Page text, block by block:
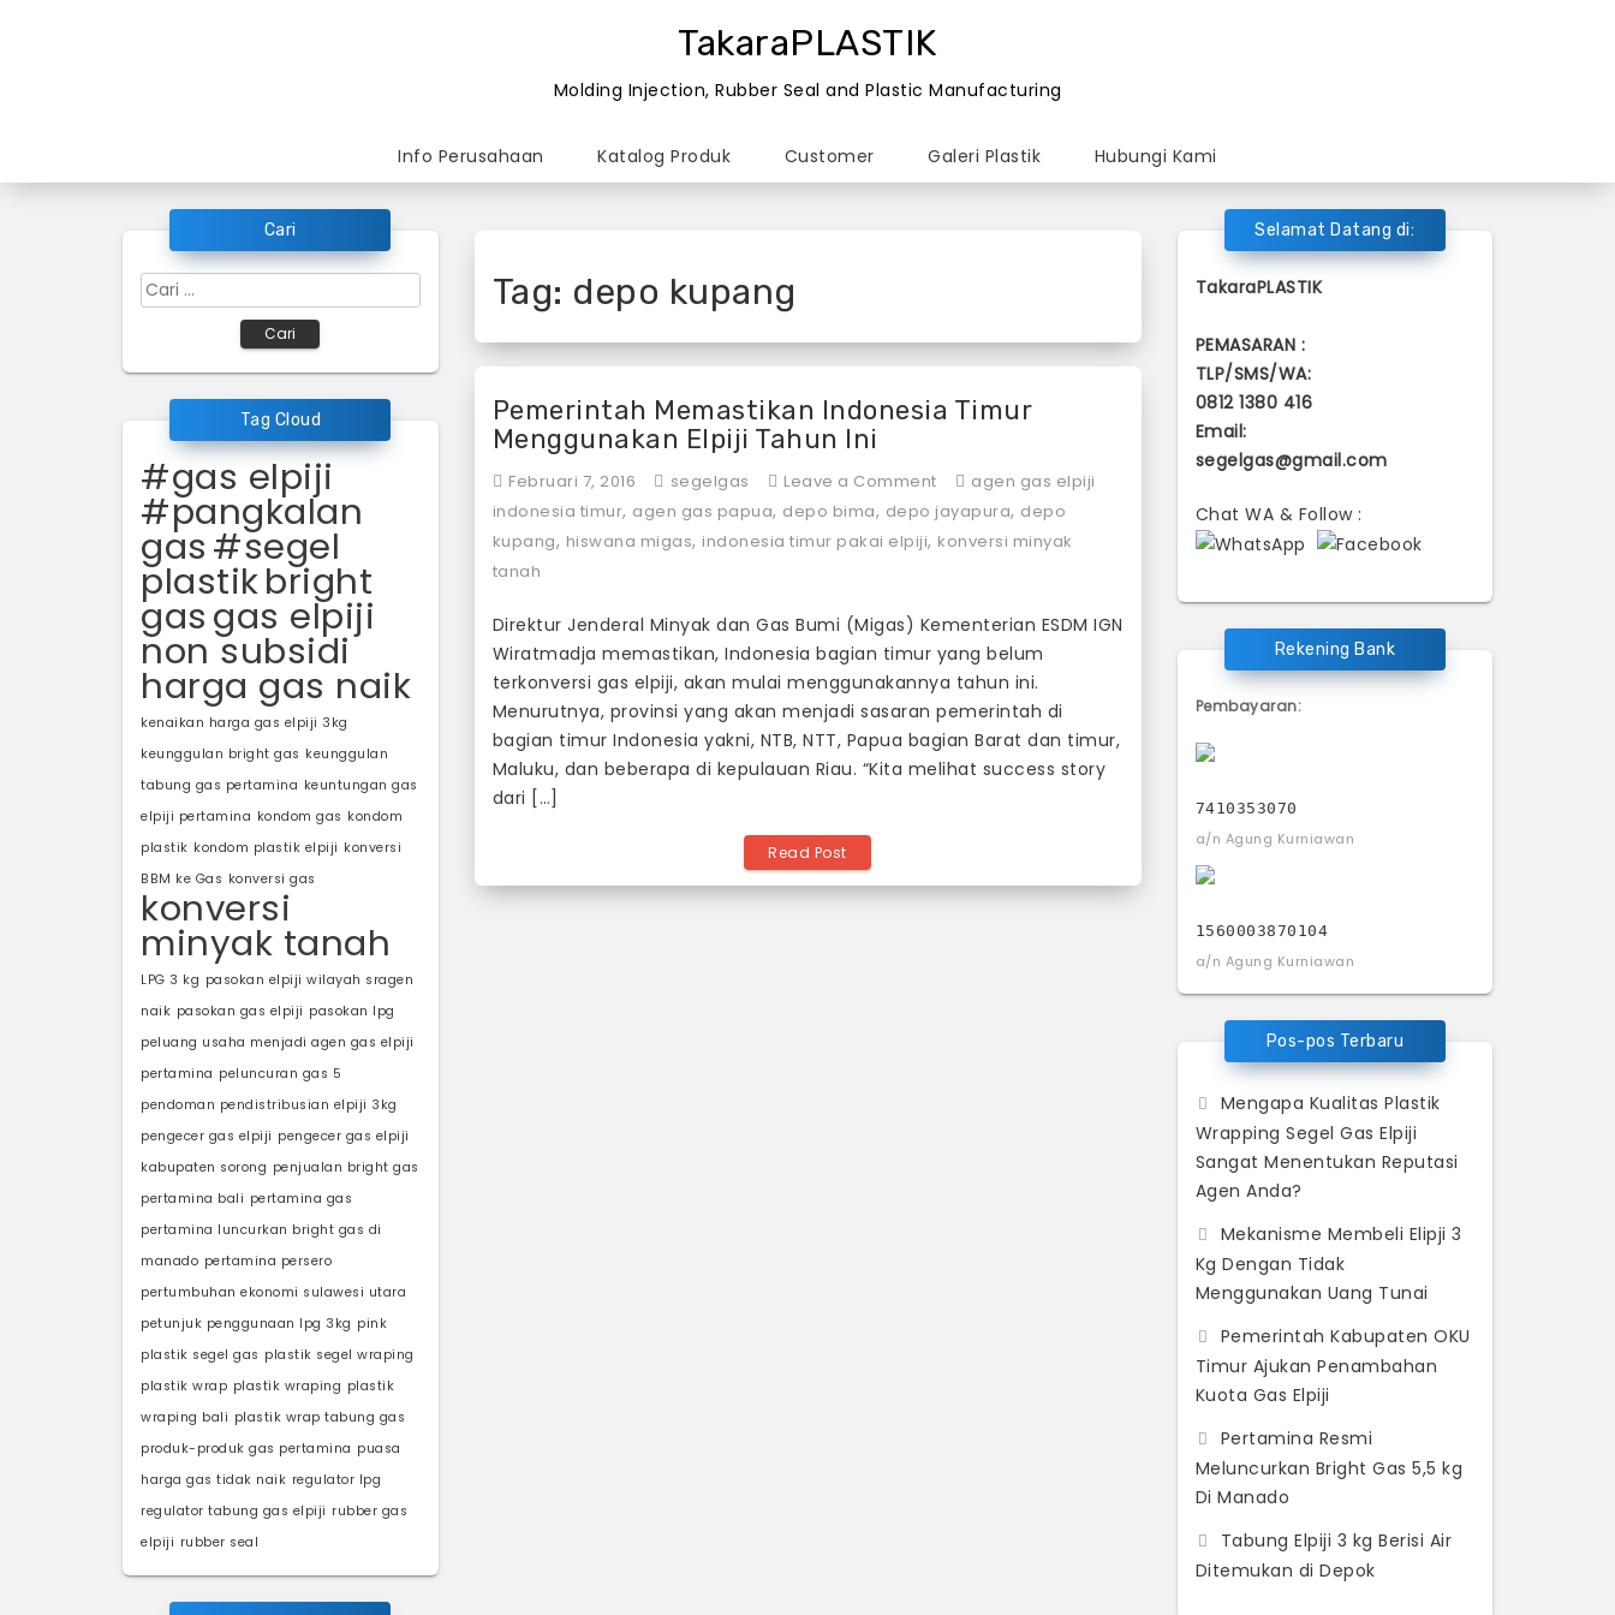
TakaraPLASTIK
Molding Injection, Rubber Seal and Plastic Manufacturing
Info Perusahaan Katalog Produk Customer Galeri Plastik Hubungi Kami
Cari
Cari
untuk:
Tag Cloud
#gas elpiji
#pangkalan
gas#segel
plastikbright
gasgas elpiji
non subsidi
harga gas naik
kenaikan harga gas elpiji 3kg
keunggulan bright gas keunggulan
tabung gas pertamina keuntungan gas
elpiji pertamina kondom gas kondom
plastik kondom plastik elpiji konversi
BBM ke Gas konversi gas
konversi
minyak tanah
LPG 3 kg pasokan elpiji wilayah sragen
naik pasokan gas elpiji pasokan lpg
peluang usaha menjadi agen gas elpiji
pertamina peluncuran gas 5
pendoman pendistribusian elpiji 3kg
pengecer gas elpiji pengecer gas elpiji
kabupaten sorong penjualan bright gas
pertamina bali pertamina gas
pertamina luncurkan bright gas di
manado pertamina persero
pertumbuhan ekonomi sulawesi utara
petunjuk penggunaan lpg 3kg pink
plastik segel gas plastik segel wraping
plastik wrap plastik wraping plastik
wraping bali plastik wrap tabung gas
produk-produk gas pertamina puasa
harga gas tidak naik regulator lpg
regulator tabung gas elpiji rubber gas
elpiji rubber seal
Tag: depo kupang
Pemerintah Memastikan Indonesia Timur
Menggunakan Elpiji Tahun Ini
Februari 7, 2016 segelgas Leave a Commenton
Pemerintah
Memastikan
Menggunakan
Elpiji
Tahun
Ini
agen gas elpiji
indonesia timur, agen gas papua, depo bima, depo jayapura, depo
kupang, hiswana migas, indonesia timur pakai elpiji, konversi minyak
tanah
Direktur Jenderal Minyak dan Gas Bumi (Migas) Kementerian ESDM IGN
Wiratmadja memastikan, Indonesia bagian timur yang belum
terkonversi gas elpiji, akan mulai menggunakannya tahun ini.
Menurutnya, provinsi yang akan menjadi sasaran pemerintah di
bagian timur Indonesia yakni, NTB, NTT, Papua bagian Barat dan timur,
Maluku, dan beberapa di kepulauan Riau. “Kita melihat success story
dari […]
Read Post
Selamat Datang di:
TakaraPLASTIK
PEMASARAN :
TLP/SMS/WA:
0812 1380 416
Email:
segelgas@gmail.com
Chat WA & Follow :
Rekening Bank
Pembayaran:
7410353070
a/n Agung Kurniawan
1560003870104
a/n Agung Kurniawan
Pos-pos Terbaru
Mengapa Kualitas Plastik
Wrapping Segel Gas Elpiji
Sangat Menentukan Reputasi
Agen Anda?
Mekanisme Membeli Elipji 3
Kg Dengan Tidak
Menggunakan Uang Tunai
Pemerintah Kabupaten OKU
Timur Ajukan Penambahan
Kuota Gas Elpiji
Pertamina Resmi
Meluncurkan Bright Gas 5,5 kg
Di Manado
Tabung Elpiji 3 kg Berisi Air
Ditemukan di Depok